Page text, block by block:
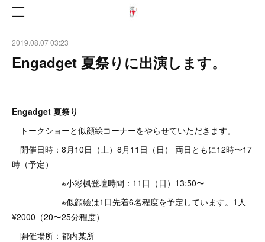
2019.08.07 03:23
Engadget 夏祭りに出演します。
Engadget 夏祭り
トークショーと似顔絵コーナーをやらせていただきます。
開催日時：8月10日（土）8月11日（日） 両日ともに12時〜17
時（予定）
※小彩楓登壇時間：11日（日）13:50〜
※似顔絵は1日先着6名程度を予定しています。1人
¥2000（20〜25分程度）
開催場所：都内某所